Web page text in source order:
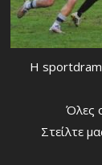
Η
Όλες
Στείλτε